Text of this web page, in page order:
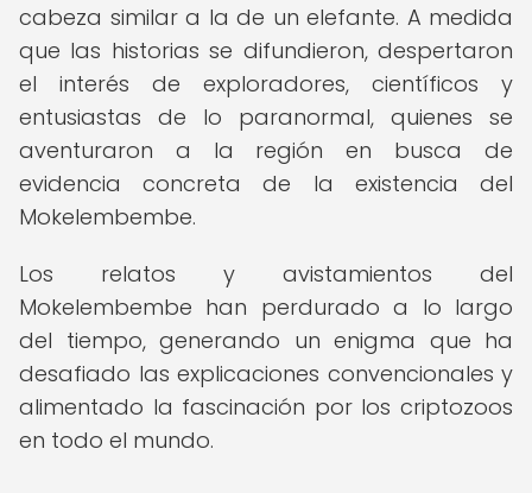
cabeza similar a la de un elefante. A medida
que las historias se difundieron, despertaron
el interés de exploradores, científicos y
entusiastas de lo paranormal, quienes se
aventuraron a la región en busca de
evidencia concreta de la existencia del
Mokelembembe.
Los relatos y avistamientos del
Mokelembembe han perdurado a lo largo
del tiempo, generando un enigma que ha
desafiado las explicaciones convencionales y
alimentado la fascinación por los criptozoos
en todo el mundo.